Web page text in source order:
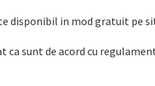
disponibil in mod gratuit pe
ca sunt de acord cu